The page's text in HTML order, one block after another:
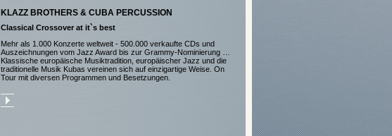
KLAZZ BROTHERS & CUBA PERCUSSION
Classical Crossover at it`s best
Mehr als 1.000 Konzerte weltweit - 500.000 verkaufte CDs und
Auszeichnungen vom Jazz Award bis zur Grammy-Nominierung …
Klassische europäische Musiktradition, europäischer Jazz und die
traditionelle Musik Kubas vereinen sich auf einzigartige Weise. On
Tour mit diversen Programmen und Besetzungen.